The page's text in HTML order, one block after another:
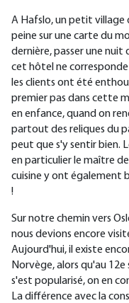
A Hafslo, un petit village
peine sur une carte du
dernière, passer une nuit
cet hôtel ne
les clients ont été
premier pas dans cette
en enfance, quand on
partout des reliques du
peut que s'y sentir bien.
en particulier le maître
cuisine y ont également
!
Sur notre chemin vers
nous devions encore
Aujourd'hui, il existe
Norvège, alors qu'au
s'est popularisé, on en
La différence avec la